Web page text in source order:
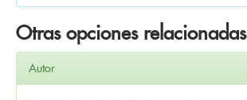
Otras opciones relacionadas
Autor